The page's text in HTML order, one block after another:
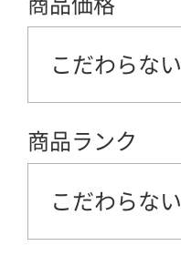
商品価格
こだわらない
商品ランク
こだわらない